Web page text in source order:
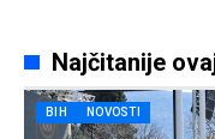
Najčitanije
BIH NOVOSTI